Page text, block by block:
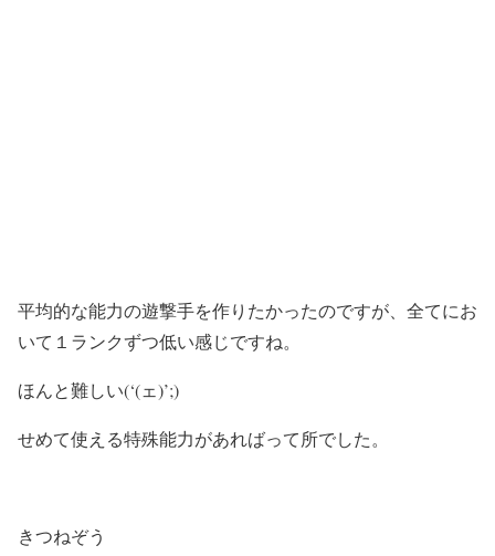
平均的な能力の遊撃手を作りたかったのですが、全てにお
いて１ランクずつ低い感じですね。
ほんと難しい(‘(ェ)’;)
せめて使える特殊能力があればって所でした。
きつねぞう